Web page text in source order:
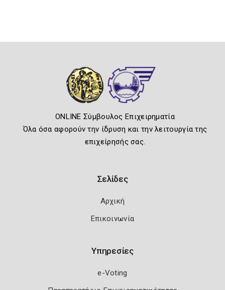
ONLINE Σύμβουλος Επιχειρηματία
Όλα όσα αφορούν την ίδρυση και την λειτουργία της
επιχείρησής σας.
Σελίδες
Αρχική
Επικοινωνία
Υπηρεσίες
e-Voting